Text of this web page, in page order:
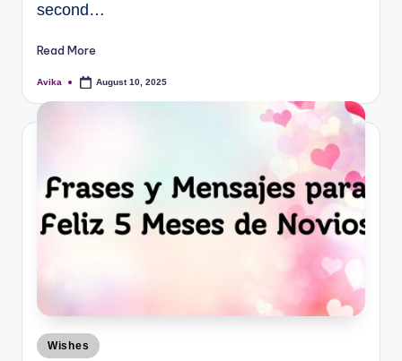
second…
Read More
Avika August 10, 2025
Wishes